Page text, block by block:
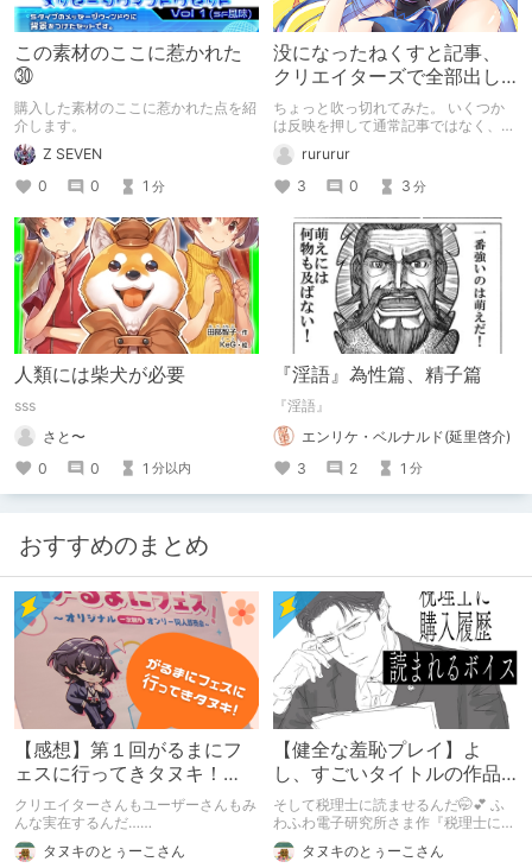
この素材のここに惹かれた
㉚
購入した素材のここに惹かれた点を紹
介します。
Z SEVEN
0
0 1 分
没になったねくすと記事、
クリエイターズで全部出し
てみます。
ちょっと吹っ切れてみた。 いくつか
は反映を押して通常記事ではなく、ク
なと。rururur
3
0 3 分
人類には柴犬が必要
sss
さと〜
0
0 1 分以内
『淫語』為性篇、精子篇
『淫語』
エンリケ・ベルナルド(延里啓介)
3
2 1 分
おすすめのまとめ
【感想】第１回がるまにフ
ェスに行ってきタヌキ！
【レポ】
クリエイターさんもユーザーさんもみ
んな実在するんだ……
タヌキのとぅーこさん
【健全な羞恥プレイ】よ
し、すごいタイトルの作品
をまた買おう。【湧き上が
る不健全な気持ち】
そして税理士に読ませるんだ🤭💕 ふ
わふわ電子研究所さま作『税理士に購
入履歴読まれるボイス』の感想レビュ
ーです！タヌキのとぅーこさん